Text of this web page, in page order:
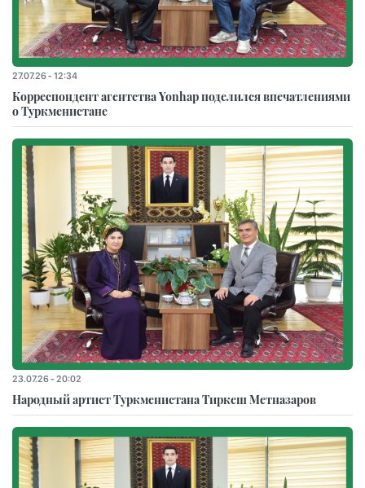
27.07.26 - 12:34
Корреспондент агентства Yonhap поделился впечатлениями
о Туркменистане
23.07.26 - 20:02
Народный артист Туркменистана Тиркеш Мeтназаров